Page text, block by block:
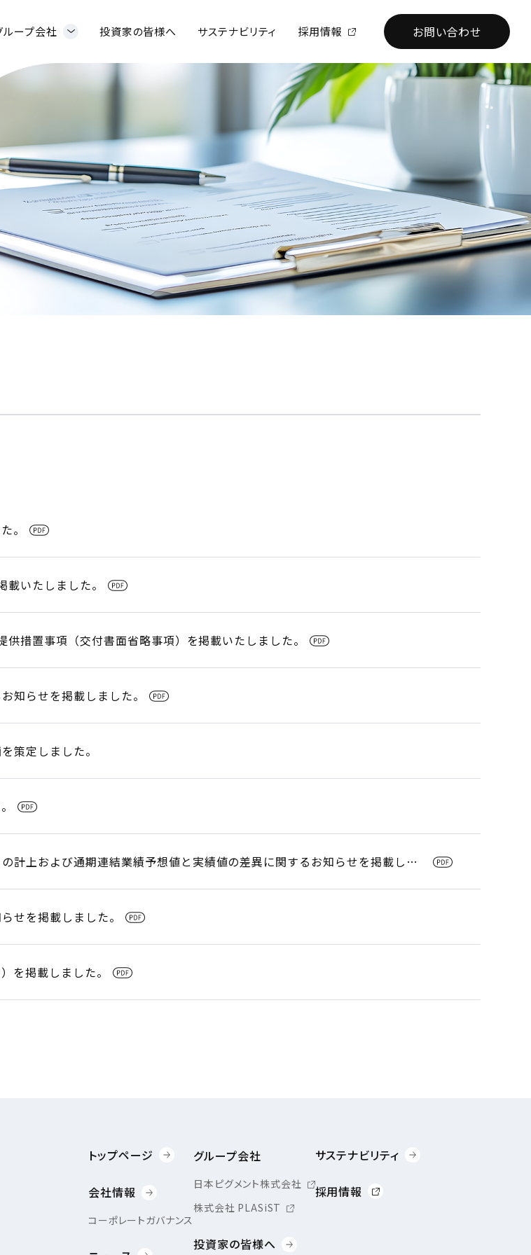
ループ会社 投資家の皆様へ サステナビリティ 採用情報 お問い合わせ
。
いたしました。
措置事項（交付書面省略事項）を掲載いたしました。
知らせを掲載しました。
策定しました。
計上および通期連結業績予想値と実績値の差異に関するお知らせを掲載しま
せを掲載しました。
を掲載しました。
トップページ
会社情報
コーポレートガバナンス
グループ会社
日本ピグメント株式会社
株式会社 PLASiST
投資家の皆様へ
サステナビリティ
採用情報